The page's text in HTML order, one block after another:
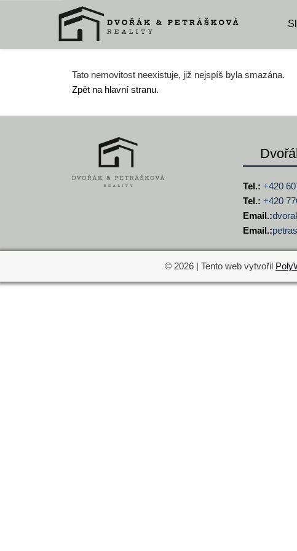
Tato nemovitost neexistuje, již nejspíš byla smazána.
Zpět na hlavní stranu.
Tel.: +420
Tel.: +420
Email.:
Email.:
© 2026 | Tento web vytvořil